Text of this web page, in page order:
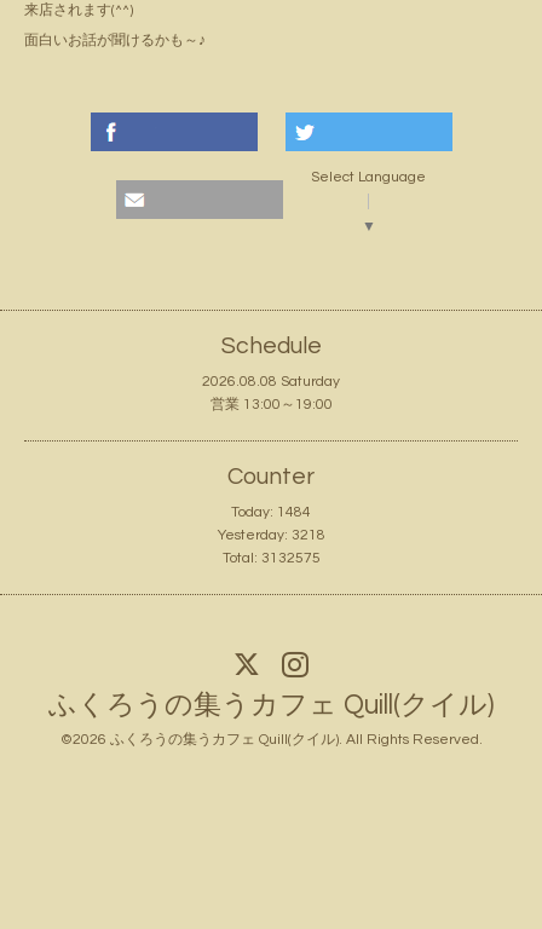
来店されます(^^)
面白いお話が聞けるかも～♪
Select Language
▼
Schedule
2026.08.08 Saturday
営業 13:00～19:00
Counter
Today: 1484
Yesterday: 3218
Total: 3132575
ふくろうの集うカフェ Quill(クイル)
©2026 ふくろうの集うカフェ Quill(クイル). All Rights Reserved.